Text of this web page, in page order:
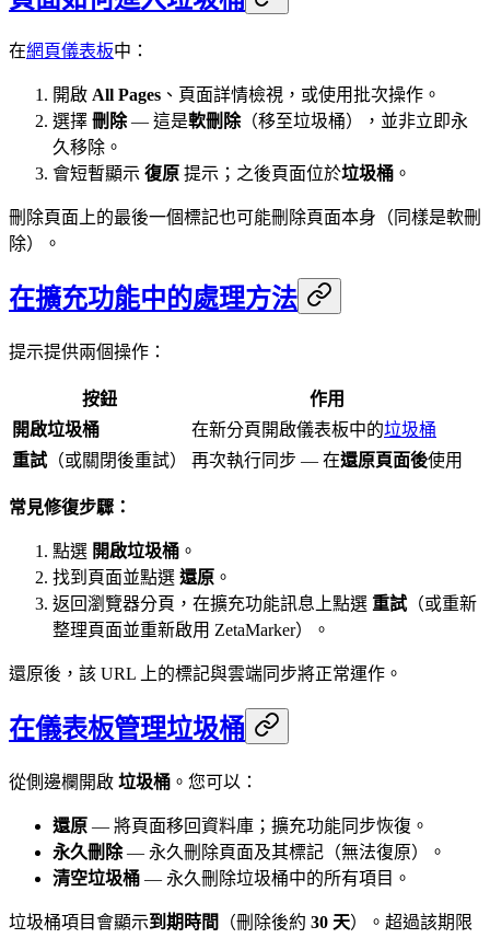
在網頁儀表板中：
開啟 All Pages 、頁面詳情檢視，或使用批次操作。
選擇 刪除— 這是軟刪除（移至垃圾桶），並非立即永
久移除。
會短暫顯示 復原 提示；之後頁面位於垃圾桶 。
刪除頁面上的最後一個標記也可能刪除頁面本身（同樣是軟刪
除）。
在擴充功能中的處理方法
提示提供兩個操作：
按鈕
作用
開啟垃圾桶
在新分頁開啟儀表板中的垃圾桶
重試（或關閉後重試） 再次執行同步 — 在還原頁面後使用
常見修復步驟：
點選 開啟垃圾桶 。
找到頁面並點選 還原 。
返回瀏覽器分頁，在擴充功能訊息上點選 重試（或重新
整理頁面並重新啟用 ZetaMarker）。
還原後，該 URL 上的標記與雲端同步將正常運作。
在儀表板管理垃圾桶
從側邊欄開啟 垃圾桶 。您可以：
還原 — 將頁面移回資料庫；擴充功能同步恢復。
永久刪除— 永久刪除頁面及其標記（無法復原）。
清空垃圾桶 — 永久刪除垃圾桶中的所有項目。
垃圾桶項目會顯示到期時間 （刪除後約 30 天）。超過該期限